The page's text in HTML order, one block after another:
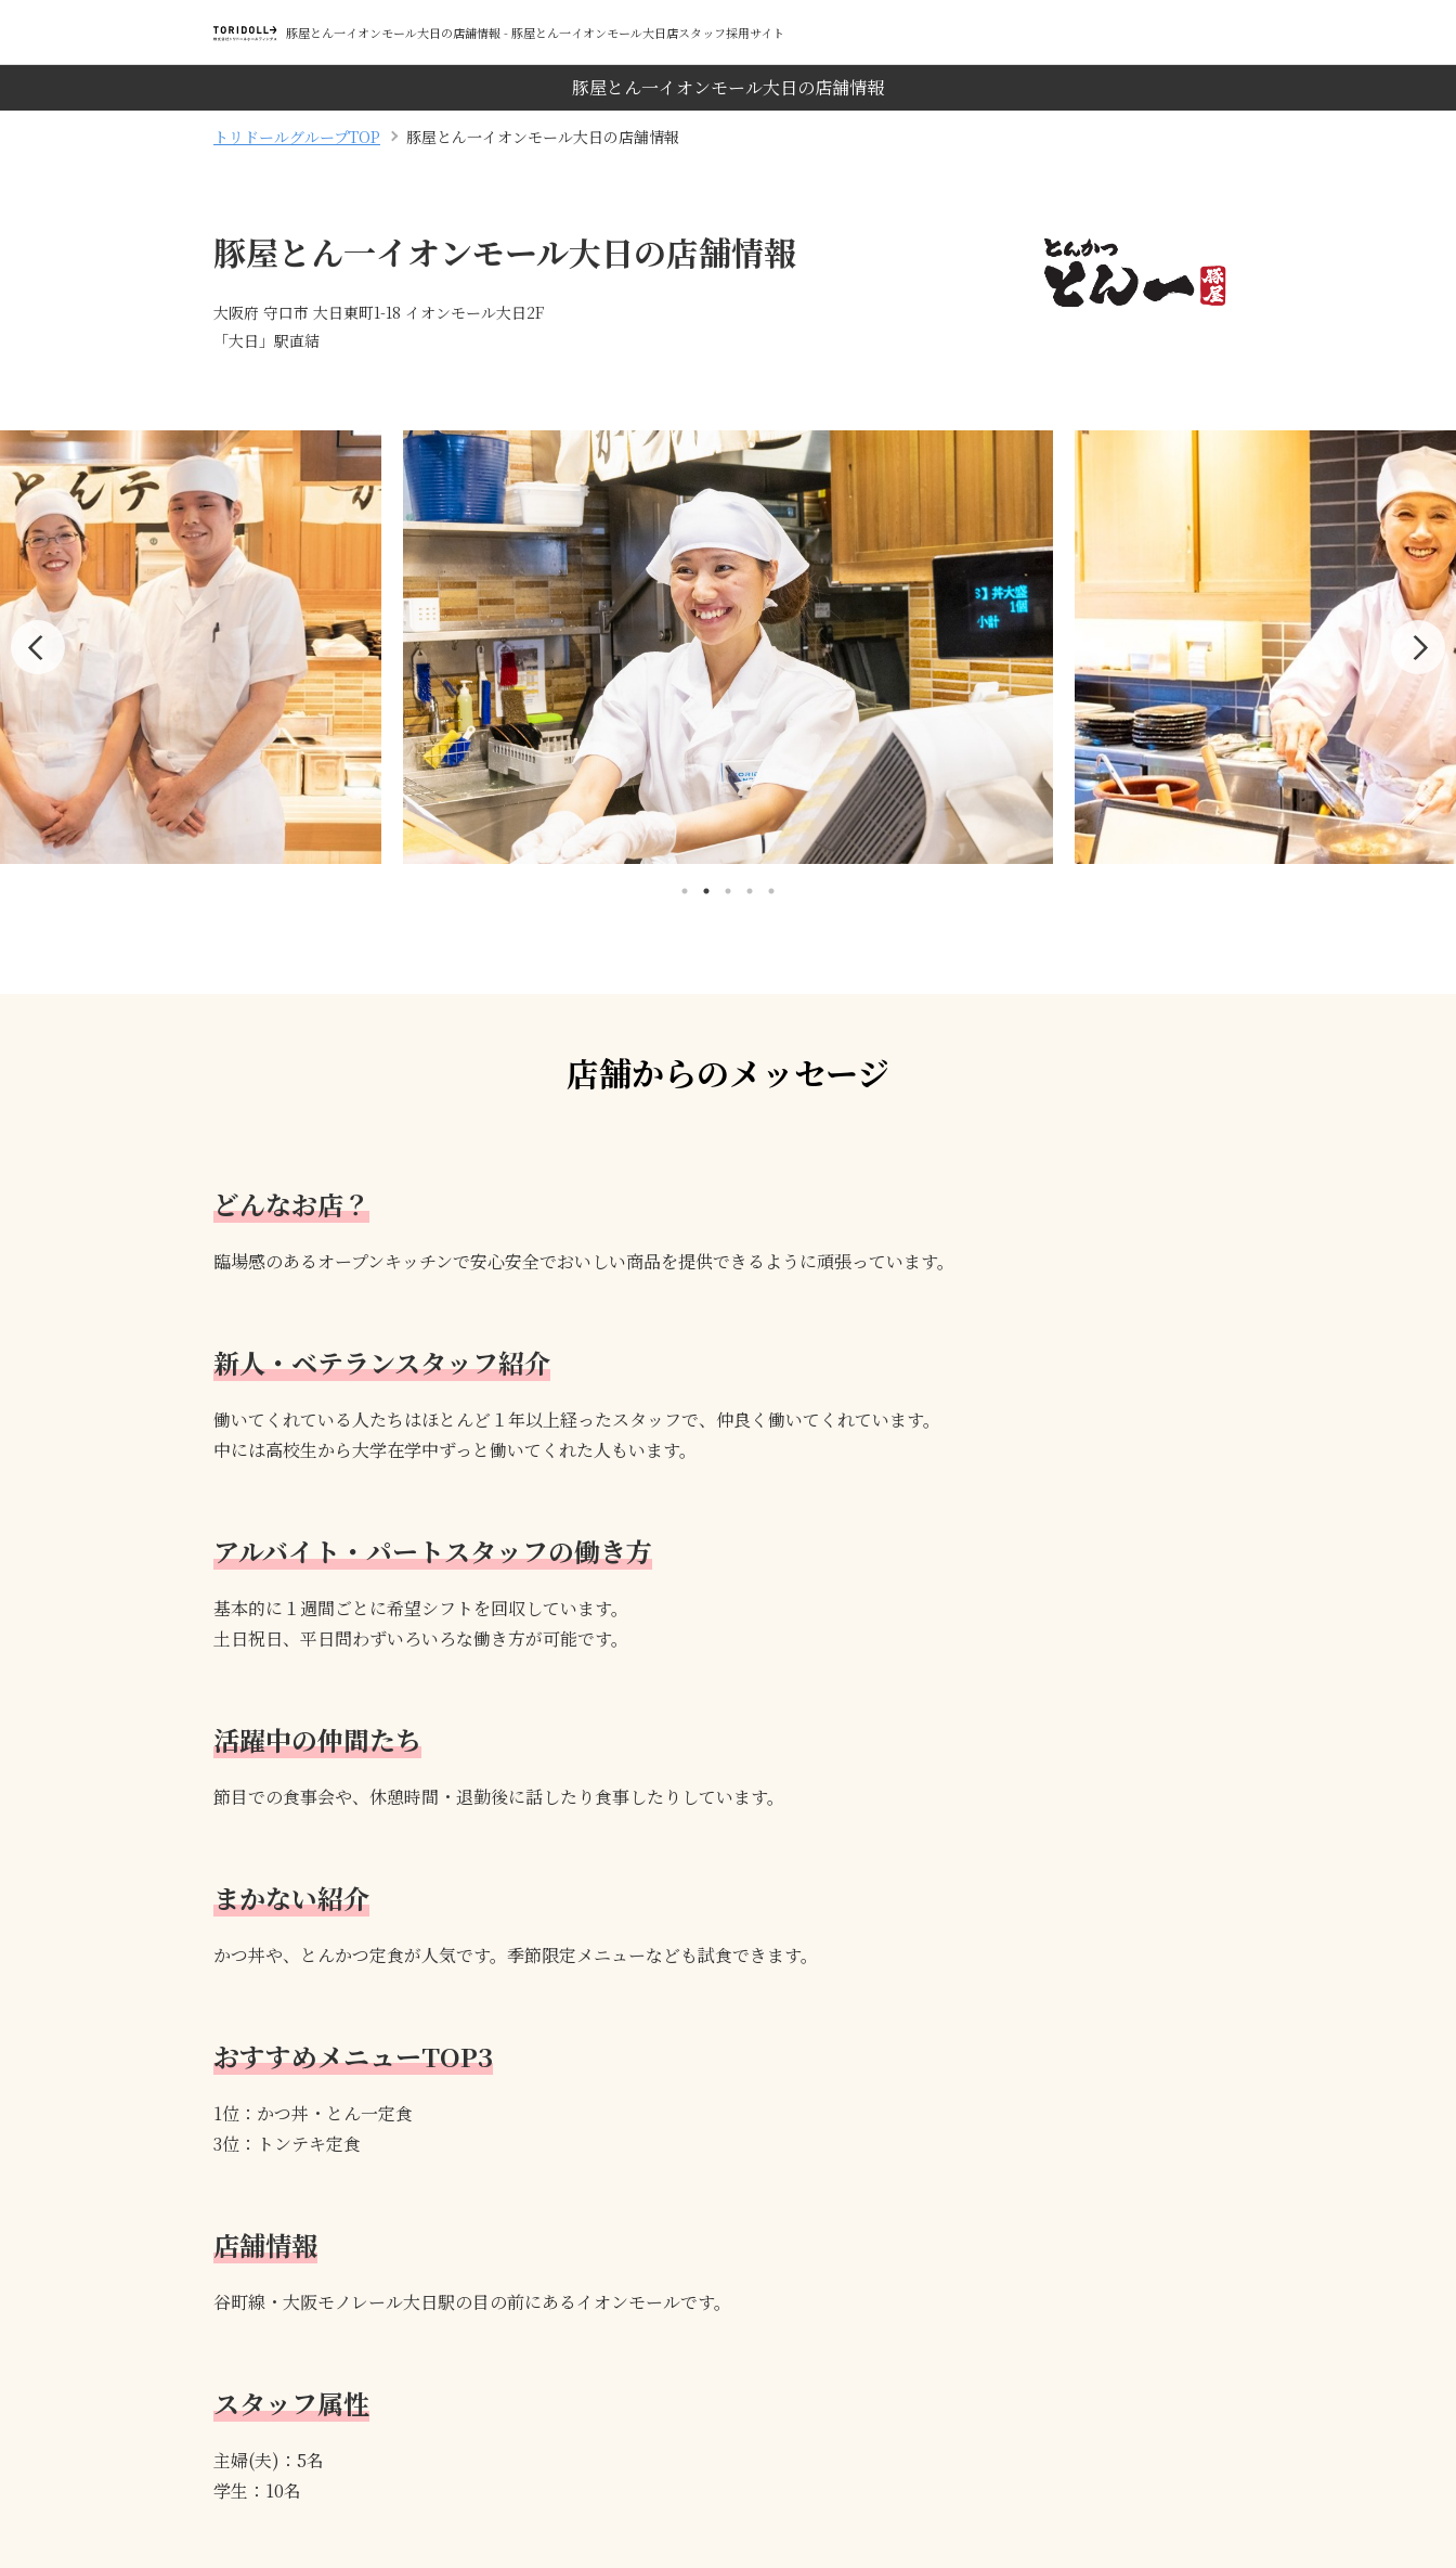
豚屋とん一イオンモール大日の店舗情報 - 豚屋とん一イオンモール大日店スタッフ採用サイト
豚屋とん一イオンモール大日の店舗情報
トリドールグループTOP 豚屋とん一イオンモール大日の店舗情報
豚屋とん一イオンモール大日の店舗情報
大阪府 守口市 大日東町1-18 イオンモール大日2F
「大日」駅直結
店舗からのメッセージ
どんなお店？
臨場感のあるオープンキッチンで安心安全でおいしい商品を提供できるように頑張っています。
新人・ベテランスタッフ紹介
働いてくれている人たちはほとんど１年以上経ったスタッフで、仲良く働いてくれています。
中には高校生から大学在学中ずっと働いてくれた人もいます。
アルバイト・パートスタッフの働き方
基本的に１週間ごとに希望シフトを回収しています。
土日祝日、平日問わずいろいろな働き方が可能です。
活躍中の仲間たち
節目での食事会や、休憩時間・退勤後に話したり食事したりしています。
まかない紹介
かつ丼や、とんかつ定食が人気です。季節限定メニューなども試食できます。
おすすめメニューTOP3
1位：かつ丼・とん一定食
3位：トンテキ定食
店舗情報
谷町線・大阪モノレール大日駅の目の前にあるイオンモールです。
スタッフ属性
主婦(夫)：5名
学生：10名